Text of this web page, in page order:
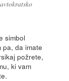
simbol
pa, da imate
požrete,
ki vam